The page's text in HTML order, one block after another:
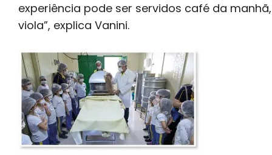
experiência pode ser servidos café da
viola”, explica Vanini.